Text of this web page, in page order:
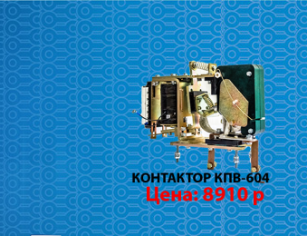
ТКГ-200
руб.